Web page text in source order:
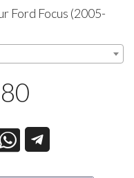
Ford Focus (2005-